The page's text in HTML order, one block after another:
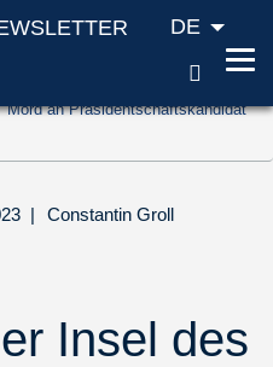
(Accesskey '1')
'2')
DE
Mord an Präsidentschaftskandidat
| Constantin Groll
Insel des